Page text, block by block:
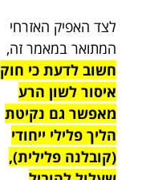
לצד האפיק האזרחי
המתואר במאמר זה,
חשוב לדעת כי חוק
איסור לשון הרע
מאפשר גם נקיטת
הליך פלילי ייחודי
(קובלנה פלילית),